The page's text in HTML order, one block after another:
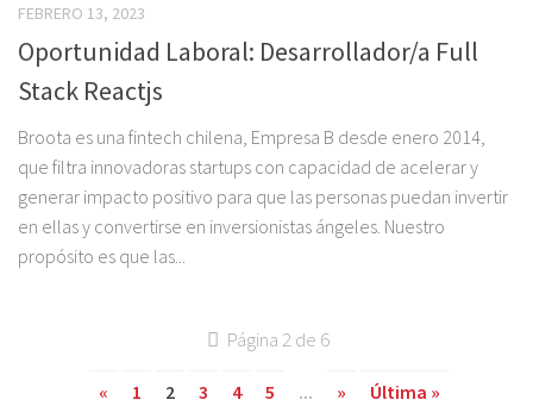
FEBRERO 13, 2023
Oportunidad Laboral: Desarrollador/a Full
Stack Reactjs
Broota es una fintech chilena, Empresa B desde enero 2014,
que filtra innovadoras startups con capacidad de acelerar y
generar impacto positivo para que las personas puedan invertir
en ellas y convertirse en inversionistas ángeles. Nuestro
propósito es que las...
Página 2 de 6
« 1 2 3 4 5 ... » Última »